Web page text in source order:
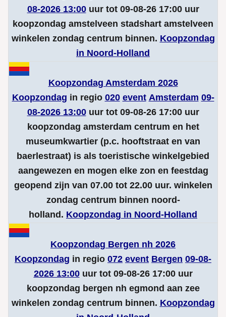
08-2026 13:00uur tot 09-08-26 17:00 uur
koopzondag amstelveen stadshart amstelveen
winkelen zondag centrum binnen. Koopzondag
in Noord-Holland
Koopzondag Amsterdam 2026
Koopzondag in regio 020 event Amsterdam 09-
08-2026 13:00uur tot 09-08-26 17:00 uur
koopzondag amsterdam centrum en het
museumkwartier (p.c. hooftstraat en van
baerlestraat) is als toeristische winkelgebied
aangewezen en mogen elke zon en feestdag
geopend zijn van 07.00 tot 22.00 uur. winkelen
zondag centrum binnen noord-
holland. Koopzondag in Noord-Holland
Koopzondag Bergen nh 2026
Koopzondag in regio 072 event Bergen 09-08-
2026 13:00uur tot 09-08-26 17:00 uur
koopzondag bergen nh egmond aan zee
winkelen zondag centrum binnen. Koopzondag